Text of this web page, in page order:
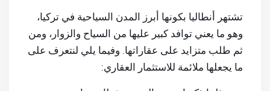
تشتهر أنطاليا بكونها أبرز المدن السياحية في تركيا،
وهو ما يعني توافد كبير عليها من السياح والزوار، ومن
ثم طلب متزايد على عقاراتها. وفيما يلي لنتعرف على
ما يجعلها ملائمة للاستثمار العقاري: